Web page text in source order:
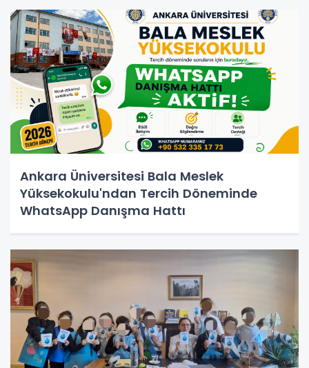
Ankara Üniversitesi Bala Meslek
Yüksekokulu'ndan Tercih Döneminde
WhatsApp Danışma Hattı